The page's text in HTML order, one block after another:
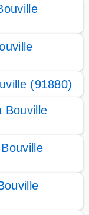
(91880)
Bouville